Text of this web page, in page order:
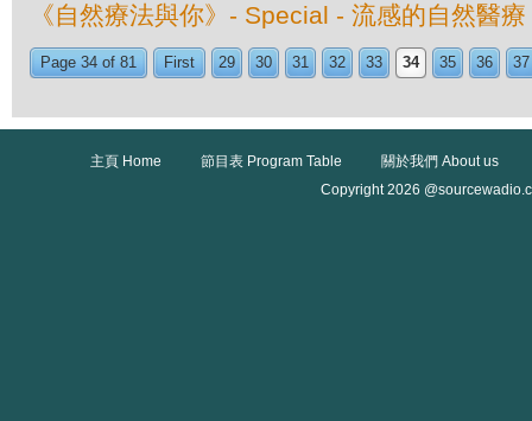
《自然療法與你》- Special - 流感的自然醫療
Page 34 of 81 First 29 30 31 32 33 34 35 36 37
主頁 Home 節目表 Program Table
關於我們 About us
Copyright 2026